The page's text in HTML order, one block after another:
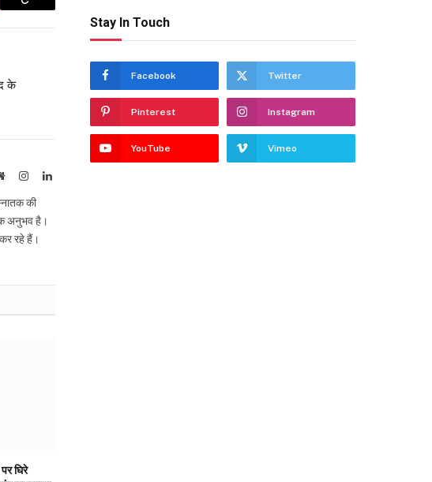
Copy
के
WebsiteInstagramLinkedIn
की
अनुभव है।
रहे हैं।
घिरे
Stay In Touch
Facebook Twitter
Pinterest Instagram
YouTube Vimeo